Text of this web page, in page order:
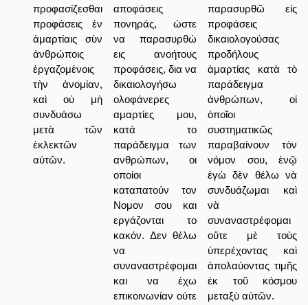
προφασίζεσθαι
προφάσεις ἐν
ἁμαρτίαις σὺν
ἀνθρώποις
ἐργαζομένοις
τὴν ἀνομίαν,
καὶ οὐ μὴ
συνδυάσω
μετὰ τῶν
ἐκλεκτῶν
αὐτῶν.
αποφάσεις
πονηράς, ώστε
να παρασυρθώ
εις ανοήτους
προφάσεις, δια να
δικαιολογήσω
ολοφάνερες
αμαρτίες μου,
κατά το
παράδειγμα των
ανθρώπων, οι
οποίοι
καταπατούν τον
Νομον σου και
εργάζονται το
κακόν. Δεν θέλω
να
συναναστρέφομαι
και να έχω
επικοινωνίαν ούτε
παρασυρθῶ εἰς
προφάσεις
δικαιολογούσας
προδήλους
ἁμαρτίας κατὰ τὸ
παράδειγμα
ἀνθρώπων, οἱ
ὁποῖοι
συστηματικῶς
παραβαίνουν τὸν
νόμον σου, ἐνῷ
ἐγὼ δὲν θέλω νὰ
συνδυάζωμαι καὶ
νὰ
συναναστρέφομαι
οὔτε μὲ τοὺς
ὑπερέχοντας καὶ
ἀπολαύοντας τιμῆς
ἐκ τοῦ κόσμου
μεταξὺ αὐτῶν.